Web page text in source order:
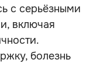
с серьёзными
включая
болезнь